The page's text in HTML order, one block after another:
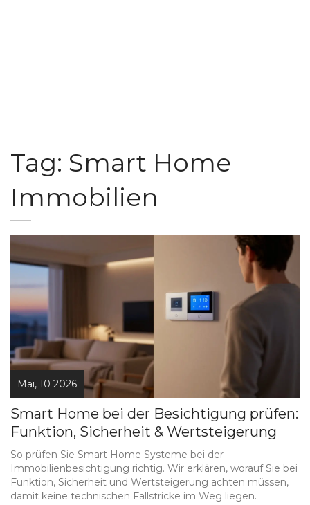
Tag: Smart Home
Immobilien
Mai, 10 2026
Smart Home bei der Besichtigung prüfen:
Funktion, Sicherheit & Wertsteigerung
So prüfen Sie Smart Home Systeme bei der
Immobilienbesichtigung richtig. Wir erklären, worauf Sie bei
Funktion, Sicherheit und Wertsteigerung achten müssen,
damit keine technischen Fallstricke im Weg liegen.